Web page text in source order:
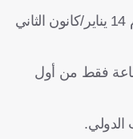
وحاول مانشستر يونايتد تأخير انضمام أونانا إلى معسكر منتخب بلاده، لمدة أسبوع تقريبا، بهدف إشراكه في مباراة توتنهام يوم 14 يناير/كانون الثاني
نجح مانشستر يونايتد في مفاوضاته مع الاتحاد الكاميروني، حيث سيغادر أونانا قبل 24 ساعة فقط من أول
الدولي.